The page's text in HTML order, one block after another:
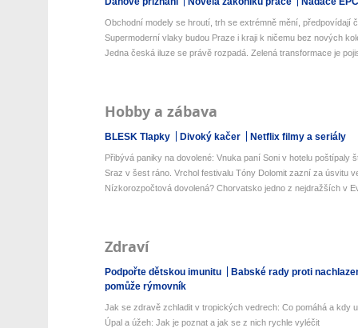
Obchodní modely se hroutí, trh se extrémně mění, předpovídají
Supermoderní vlaky budou Praze i kraji k ničemu bez nových
Jedna česká iluze se právě rozpadá. Zelená transformace je
Hobby a zábava
BLESK Tlapky Divoký kačer Netflix filmy a seriály
Přibývá paniky na dovolené: Vnuka paní Soni v hotelu poštípaly
Sraz v šest ráno. Vrchol festivalu Tóny Dolomit zazní za úsvitu
Nízkorozpočtová dovolená? Chorvatsko jedno z nejdražších v
Zdraví
Podpořte dětskou imunitu
Babské rady proti
pomůže rýmovník
Jak se zdravě zchladit v tropických vedrech: Co pomáhá a kdy
Úpal a úžeh: Jak je poznat a jak se z nich rychle vyléčit